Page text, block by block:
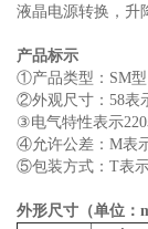
液晶电源转换，升
产品标示
①产品类型：SM型
②外观尺寸：58表
③电气特性表示220
④允许公差：M表
⑤包装方式：T表示
外形尺寸（单位：